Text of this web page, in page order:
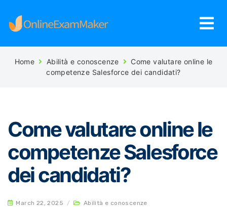
Home Abilità e conoscenze
Come valutare online le
competenze Salesforce dei candidati?
Come valutare online le
competenze Salesforce
dei candidati?
March 22, 2025 / Abilità e conoscenze